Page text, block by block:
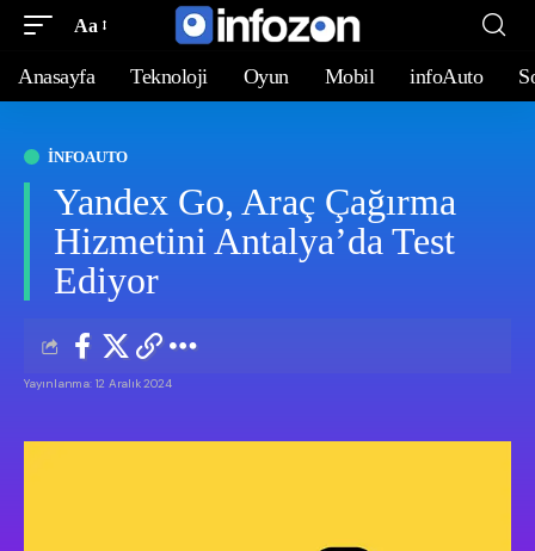
Aa
Anasayfa Teknoloji Oyun Mobil infoAuto
INFOAUTO
Yandex Go, Araç Çağırma
Hizmetini Antalya’da Test
Ediyor
Yayınlanma: 12 Aralık 2024